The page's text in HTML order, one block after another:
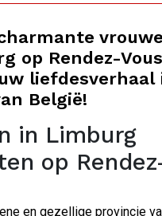
op Rendez-Vous
liefdesverhaal
België!
in Limburg
op
en gezellige provincie